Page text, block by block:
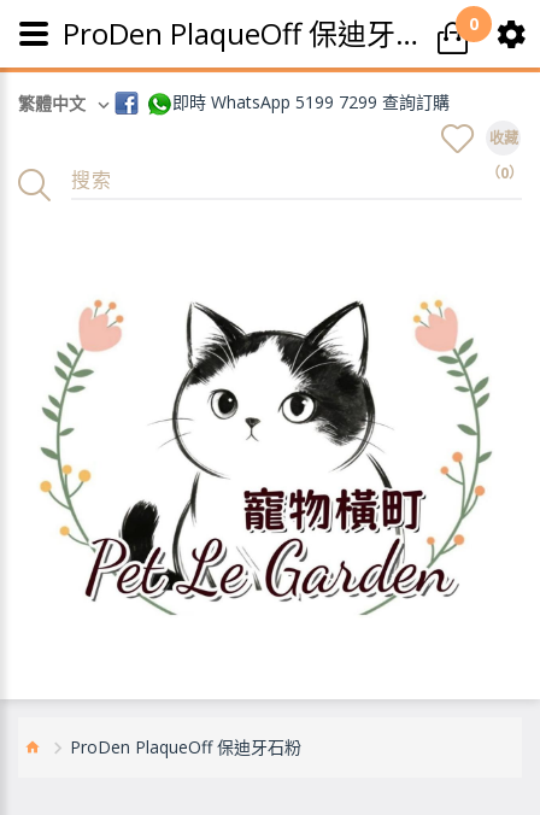
即時 WhatsApp 5199 7299 查詢訂購
繁體中文
0
收藏
（0）
ProDen PlaqueOff 保迪牙石粉
ProDen PlaqueOff 保迪牙石粉